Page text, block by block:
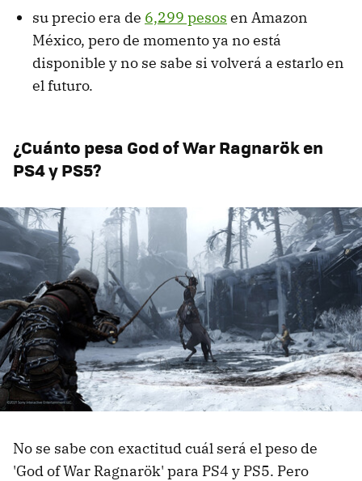
su precio era de 6,299 pesos en Amazon
México, pero de momento ya no está
disponible y no se sabe si volverá a estarlo en
el futuro.
¿Cuánto pesa God of War Ragnarök en
PS4 y PS5?
No se sabe con exactitud cuál será el peso de
'God of War Ragnarök' para PS4 y PS5. Pero